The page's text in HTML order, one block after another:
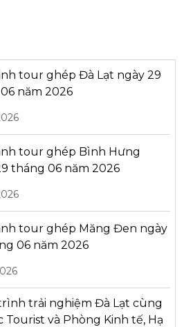
tour ghép Đà Lạt ngày 29
năm 2026
tour ghép Bình Hưng
tháng 06 năm 2026
tour ghép Măng Đen ngày
06 năm 2026
trải nghiệm Đà Lạt cùng
Tourist và Phòng Kinh tế, Hạ